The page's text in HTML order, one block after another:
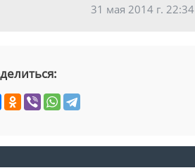
31 мая 2014 г. 22:34